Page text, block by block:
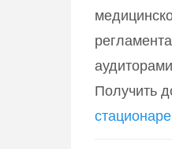
Получить